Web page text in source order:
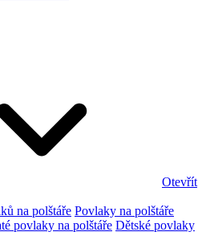
Otevřít
na polštáře Povlaky na polštáře
povlaky na polštáře Dětské povlaky